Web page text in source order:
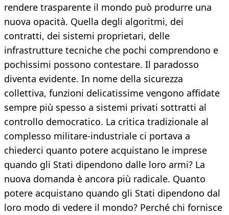
rendere trasparente il mondo può produrre una
nuova opacità. Quella degli algoritmi, dei
contratti, dei sistemi proprietari, delle
infrastrutture tecniche che pochi comprendono e
pochissimi possono contestare. Il paradosso
diventa evidente. In nome della sicurezza
collettiva, funzioni delicatissime vengono affidate
sempre più spesso a sistemi privati sottratti al
controllo democratico. La critica tradizionale al
complesso militare-industriale ci portava a
chiederci quanto potere acquistano le imprese
quando gli Stati dipendono dalle loro armi? La
nuova domanda è ancora più radicale. Quanto
potere acquistano quando gli Stati dipendono dal
loro modo di vedere il mondo? Perché chi fornisce